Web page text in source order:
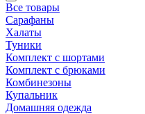
Все товары
Сарафаны
Халаты
Туники
Комплект с шортами
Комплект с брюками
Комбинезоны
Купальник
Домашняя одежда